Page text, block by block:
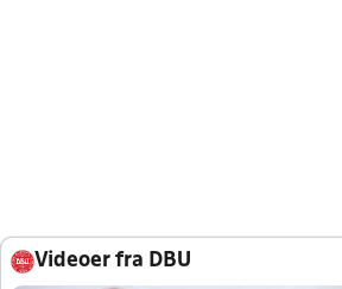
Videoer fra DBU